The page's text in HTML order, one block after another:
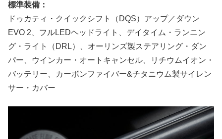
標準装備：
ドゥカティ・クイックシフト（DQS）アップ／ダウン
EVO 2、フルLEDヘッドライト、デイタイム・ランニン
グ・ライト（DRL）、オーリンズ製ステアリング・ダン
パー、ウインカー・オートキャンセル、リチウムイオン・
バッテリー、カーボンファイバー&チタニウム製サイレン
サー・カバー